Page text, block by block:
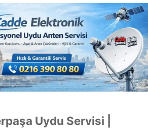
Uydu Servisi |